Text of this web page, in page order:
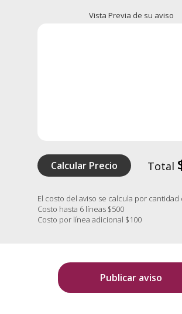
Vista Previa de su aviso
Calcular Precio Total
El costo del aviso se calcula por cantidad
Costo hasta 6 líneas $500
Costo por línea adicional $100
Publicar aviso